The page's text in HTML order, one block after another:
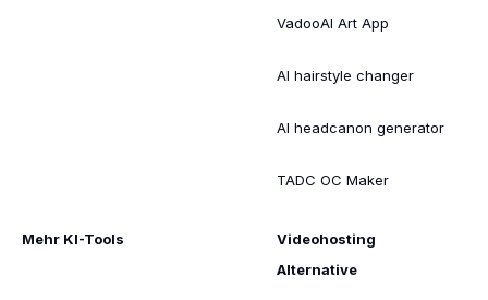
VadooAI Art App
AI hairstyle changer
AI headcanon generator
TADC OC Maker
Mehr KI-Tools
Videohosting
Alternative